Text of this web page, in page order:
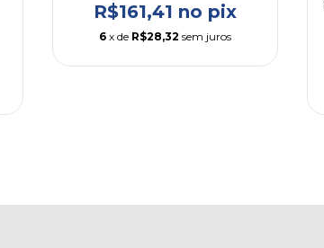
R$161,41 no pix
6 x de R$28,32 sem juros